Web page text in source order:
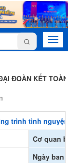
KẾT TOÀN DÂN
trình tình
Cơ quan
Ngày ban